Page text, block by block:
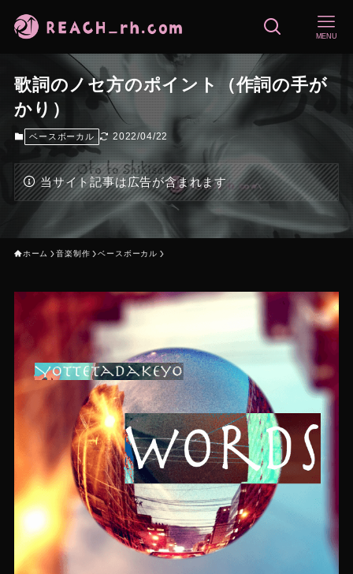
MENU
歌詞のノセ方のポイント（作詞の手が
かり）
ベースボーカル 2022/04/22
当サイト記事は広告が含まれます
ホーム 音楽制作 ベースボーカル